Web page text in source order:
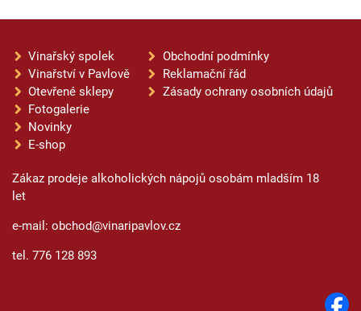
Vinařský spolek
Vinařství v Pavlově
Otevřené sklepy
Fotogalerie
Novinky
E-shop
Obchodní podmínky
Reklamační řád
Zásady ochrany osobních údajů
Zákaz prodeje alkoholických nápojů osobám mladším 18
let
e-mail: obchod@vinaripavlov.cz
tel. 776 128 893